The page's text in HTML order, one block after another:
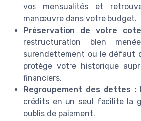
vos mensualités et
manœuvre dans votre budget.
Préservation de votre
restructuration bien
surendettement ou le défaut
protège votre historique
financiers.
Regroupement des dettes :
crédits en un seul facilite la
oublis de paiement.